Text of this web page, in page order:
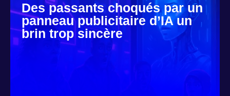
Des passants choqués par un
panneau publicitaire d’IA un
brin trop sincère